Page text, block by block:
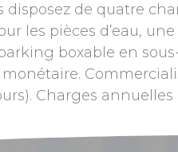
disposez de quatre
les pièces d’eau,
boxable en
Charges annuelles